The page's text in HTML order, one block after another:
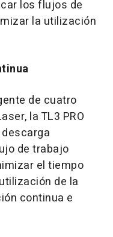
los flujos de
la utilización
de cuatro
la TL3 PRO
de trabajo
el tiempo
de la
continua e